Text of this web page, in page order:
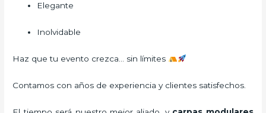
Elegante
Inolvidable
Haz que tu evento crezca… sin límites
Contamos con años de experiencia y clientes satisfechos.